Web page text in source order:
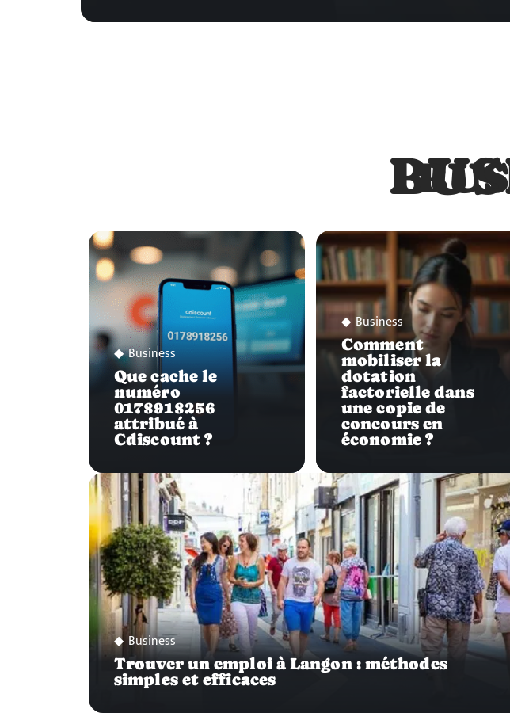
Business
Que cache le
numéro
0178918256
attribué à
Cdiscount ?
Business
Comment
mobiliser la
dotation
factorielle dans
une copie de
concours en
économie ?
Business
Trouver un emploi à Langon : méthodes
simples et efficaces